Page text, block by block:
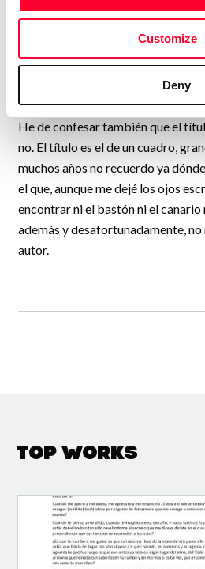
Customize
Deny
seguidores, y a mis amigos y
araña con bastón, canario y
sencillo como el hecho de que la
exactamente una tela de araña,
He de confesar también que el
no. El título es el de un cuadro,
muchos años no recuerdo ya
el que, aunque me dejé los ojos
encontrar ni el bastón ni el canario
además y desafortunadamente,
autor.
Top Works